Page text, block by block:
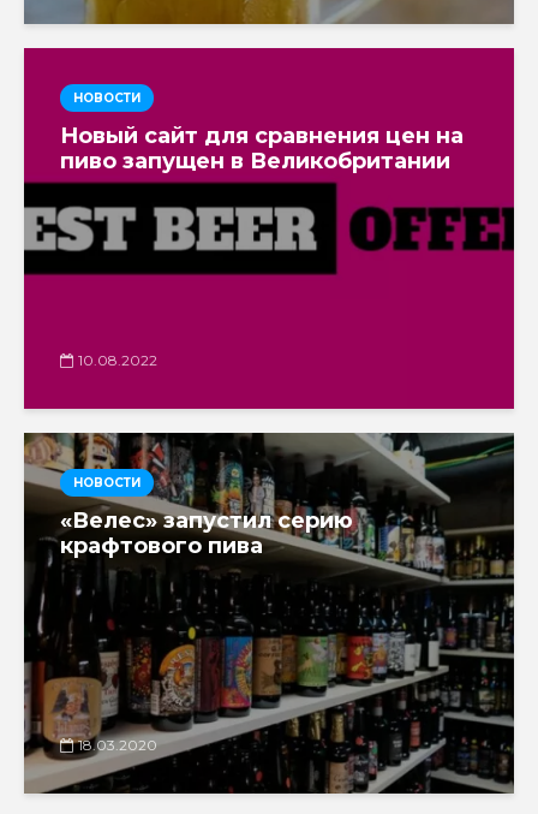
НОВОСТИ
Новый сайт для сравнения цен на
пиво запущен в Великобритании
10.08.2022
НОВОСТИ
«Велес» запустил серию
крафтового пива
18.03.2020